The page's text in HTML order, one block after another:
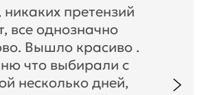
никаких претензий
все однозначно
Вышло красиво .
что выбирали с
несколько дней,